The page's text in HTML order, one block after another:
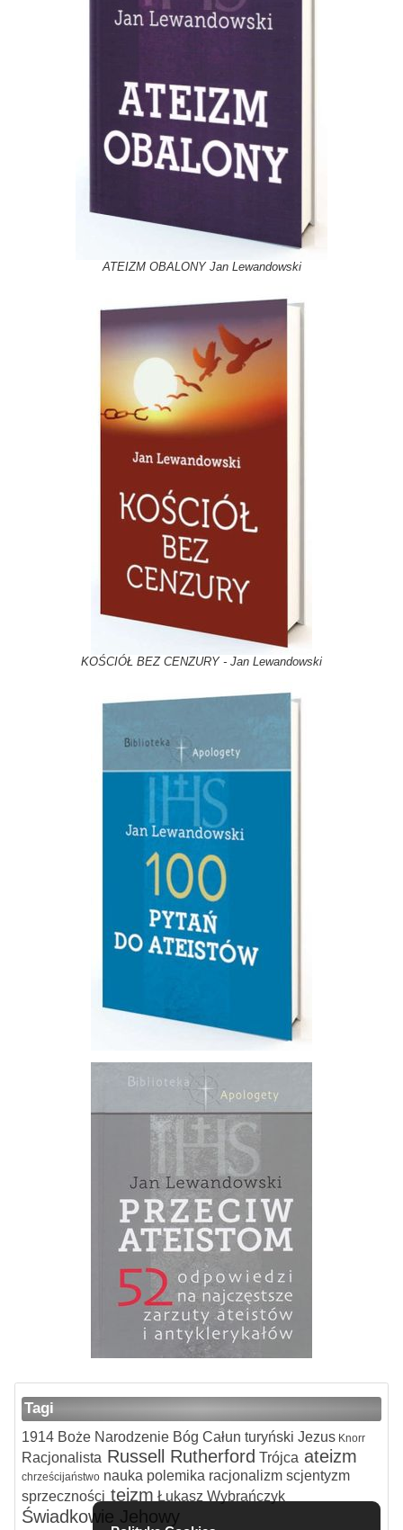
ATEIZM OBALONY Jan Lewandowski
KOŚCIÓŁ BEZ CENZURY - Jan Lewandowski
Tagi
1914Boże NarodzenieBóg Całun turyński JezusKnorr
Racjonalista Russell Rutherford Trójca ateizm
chrześcijaństwonauka polemika racjonalizmscjentyzm
sprzeczności teizm Łukasz Wybrańczyk
Świadkowie Jehowy